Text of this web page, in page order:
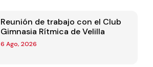
Reunión de trabajo con el Club
Gimnasia Rítmica de Velilla
6 Ago, 2026